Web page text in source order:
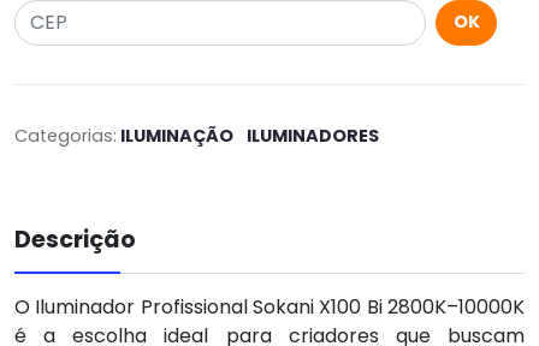
OK
Categorias: ILUMINAÇÃO ILUMINADORES
Descrição
O Iluminador Profissional Sokani X100 Bi 2800K–10000K
é a escolha ideal para criadores que buscam